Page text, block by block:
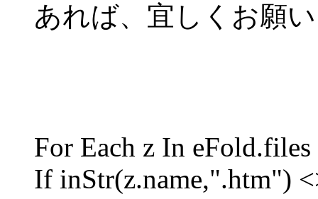
あれば、宜しくお願
For Each z In eFold.files
If inStr(z.name,".htm")